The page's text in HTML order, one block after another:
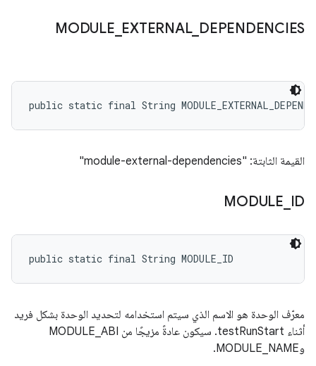
MODULE EXTERNAL_ DEPENDENCIES
public static final String
القيمة الثابتة: "module-external-dependencies"
MODULE ID
public static final String MODULE_ID
معرّف الوحدة هو الاسم الذي سيتم استخدامه لتحديد الوحدة بشكل فريد
أثناء testRunStart. سيكون عادةً مزيجًا من MODULE_ABI
وMODULE_NAME.